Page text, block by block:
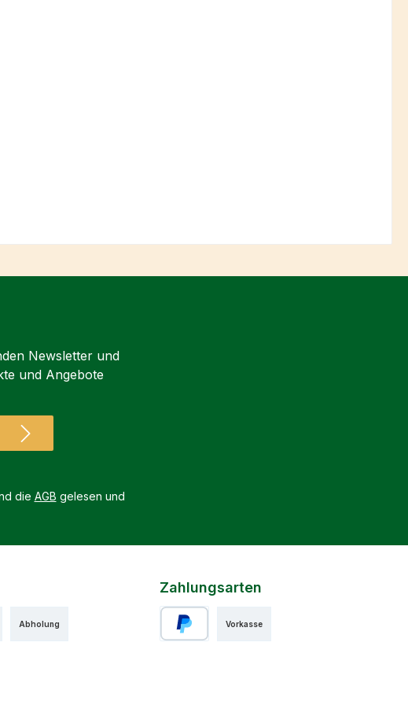
Newsletter und
und Angebote
die AGB gelesen und
Abholung
Zahlungsarten
Vorkasse